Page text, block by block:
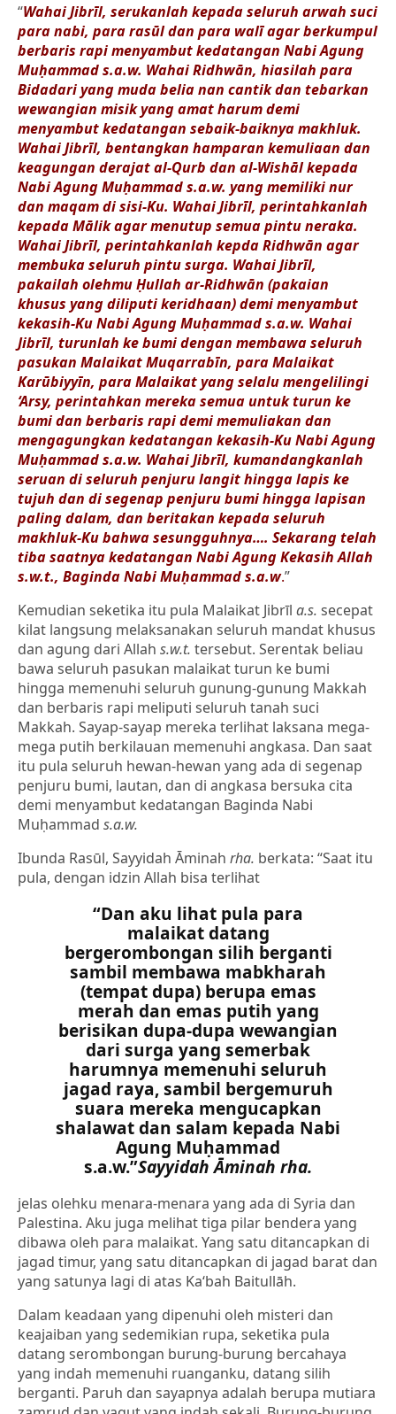
“Wahai Jibrīl, serukanlah kepada seluruh arwah suci
para nabi, para rasūl dan para walī agar berkumpul
berbaris rapi menyambut kedatangan Nabi Agung
Muḥammad s.a.w. Wahai Ridhwān, hiasilah para
Bidadari yang muda belia nan cantik dan tebarkan
wewangian misik yang amat harum demi
menyambut kedatangan sebaik-baiknya makhluk.
Wahai Jibrīl, bentangkan hamparan kemuliaan dan
keagungan derajat al-Qurb dan al-Wishāl kepada
Nabi Agung Muḥammad s.a.w. yang memiliki nur
dan maqam di sisi-Ku. Wahai Jibrīl, perintahkanlah
kepada Mālik agar menutup semua pintu neraka.
Wahai Jibrīl, perintahkanlah kepda Ridhwān agar
membuka seluruh pintu surga. Wahai Jibrīl,
pakailah olehmu Ḥullah ar-Ridhwān (pakaian
khusus yang diliputi keridhaan) demi menyambut
kekasih-Ku Nabi Agung Muḥammad s.a.w. Wahai
Jibrīl, turunlah ke bumi dengan membawa seluruh
pasukan Malaikat Muqarrabīn, para Malaikat
Karūbiyyīn, para Malaikat yang selalu mengelilingi
‘Arsy, perintahkan mereka semua untuk turun ke
bumi dan berbaris rapi demi memuliakan dan
mengagungkan kedatangan kekasih-Ku Nabi Agung
Muḥammad s.a.w. Wahai Jibrīl, kumandangkanlah
seruan di seluruh penjuru langit hingga lapis ke
tujuh dan di segenap penjuru bumi hingga lapisan
paling dalam, dan beritakan kepada seluruh
makhluk-Ku bahwa sesungguhnya…. Sekarang telah
tiba saatnya kedatangan Nabi Agung Kekasih Allah
s.w.t., Baginda Nabi Muḥammad s.a.w.”
Kemudian seketika itu pula Malaikat Jibrīl a.s. secepat
kilat langsung melaksanakan seluruh mandat khusus
dan agung dari Allah s.w.t. tersebut. Serentak beliau
bawa seluruh pasukan malaikat turun ke bumi
hingga memenuhi seluruh gunung-gunung Makkah
dan berbaris rapi meliputi seluruh tanah suci
Makkah. Sayap-sayap mereka terlihat laksana mega-
mega putih berkilauan memenuhi angkasa. Dan saat
itu pula seluruh hewan-hewan yang ada di segenap
penjuru bumi, lautan, dan di angkasa bersuka cita
demi menyambut kedatangan Baginda Nabi
Muḥammad s.a.w.
Ibunda Rasūl, Sayyidah Āminah rha. berkata: “Saat itu
pula, dengan idzin Allah bisa terlihat
“Dan aku lihat pula para
malaikat datang
bergerombongan silih berganti
sambil membawa mabkharah
(tempat dupa) berupa emas
merah dan emas putih yang
berisikan dupa-dupa wewangian
dari surga yang semerbak
harumnya memenuhi seluruh
jagad raya, sambil bergemuruh
suara mereka mengucapkan
shalawat dan salam kepada Nabi
Agung Muḥammad
s.a.w.”Sayyidah Āminah rha.
jelas olehku menara-menara yang ada di Syria dan
Palestina. Aku juga melihat tiga pilar bendera yang
dibawa oleh para malaikat. Yang satu ditancapkan di
jagad timur, yang satu ditancapkan di jagad barat dan
yang satunya lagi di atas Ka‘bah Baitullāh.
Dalam keadaan yang dipenuhi oleh misteri dan
keajaiban yang sedemikian rupa, seketika pula
datang serombongan burung-burung bercahaya
yang indah memenuhi ruanganku, datang silih
berganti. Paruh dan sayapnya adalah berupa mutiara